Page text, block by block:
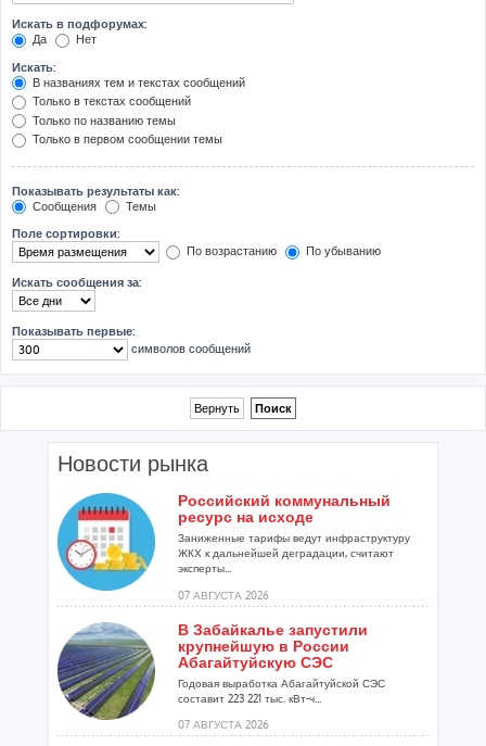
Искать в подфорумах:
Да
Нет
Искать:
В названиях тем и текстах сообщений
Только в текстах сообщений
Только по названию темы
Только в первом сообщении темы
Показывать результаты как:
Сообщения
Темы
Поле сортировки:
По возрастанию
По убыванию
Искать сообщения за:
Показывать первые:
символов сообщений
Новости рынка
Российский коммунальный
ресурс на исходе
Заниженные тарифы ведут инфраструктуру
ЖКХ к дальнейшей деградации, считают
эксперты...
07 АВГУСТА 2026
В Забайкалье запустили
крупнейшую в России
Абагайтуйскую СЭС
Годовая выработка Абагайтуйской СЭС
составит 223 221 тыс. кВт-ч...
07 АВГУСТА 2026